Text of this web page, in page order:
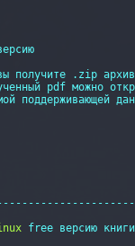
получите .zip
pdf можно
поддерживающей
free версию